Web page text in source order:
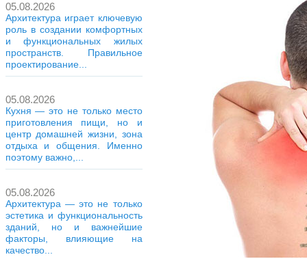
05.08.2026
Архитектура играет ключевую
роль в создании комфортных
и функциональных жилых
пространств. Правильное
проектирование...
05.08.2026
Кухня — это не только место
приготовления пищи, но и
центр домашней жизни, зона
отдыха и общения. Именно
поэтому важно,...
05.08.2026
Архитектура — это не только
эстетика и функциональность
зданий, но и важнейшие
факторы, влияющие на
качество...